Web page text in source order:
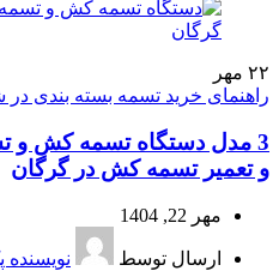
۲۲ مهر
راهنمای خرید تسمه بسته بندی در
3 مدل دستگاه تسمه کش و
و تعمیر تسمه کش در گرگان
مهر 22, 1404
ارسال توسط